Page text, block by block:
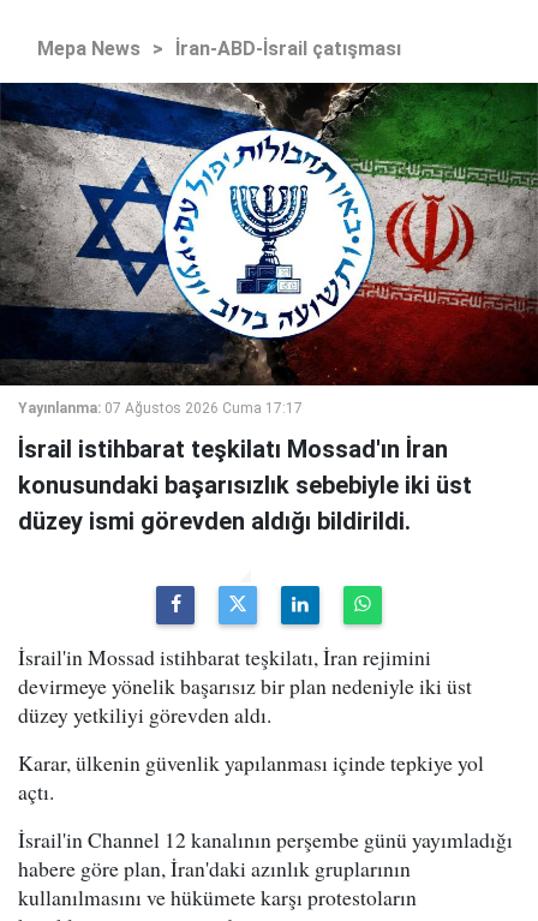
Mepa News > İran-ABD-İsrail çatışması
Yayınlanma: 07 Ağustos 2026 Cuma 17:17
İsrail istihbarat teşkilatı Mossad'ın İran
konusundaki başarısızlık sebebiyle iki üst
düzey ismi görevden aldığı bildirildi.
İsrail'in Mossad istihbarat teşkilatı, İran rejimini
devirmeye yönelik başarısız bir plan nedeniyle iki üst
düzey yetkiliyi görevden aldı.
Karar, ülkenin güvenlik yapılanması içinde tepkiye yol
açtı.
İsrail'in Channel 12 kanalının perşembe günü yayımladığı
habere göre plan, İran'daki azınlık gruplarının
kullanılmasını ve hükümete karşı protestoların